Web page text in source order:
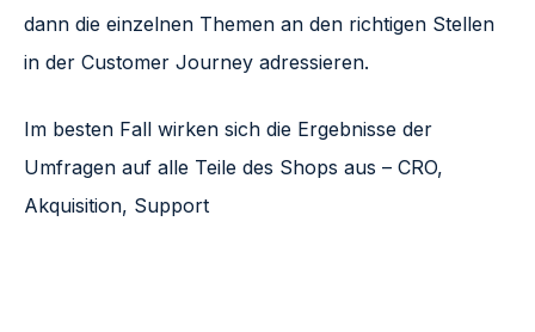
dann die einzelnen Themen an den richtigen Stellen
in der Customer Journey adressieren.
Im besten Fall wirken sich die Ergebnisse der
Umfragen auf alle Teile des Shops aus – CRO,
Akquisition, Support